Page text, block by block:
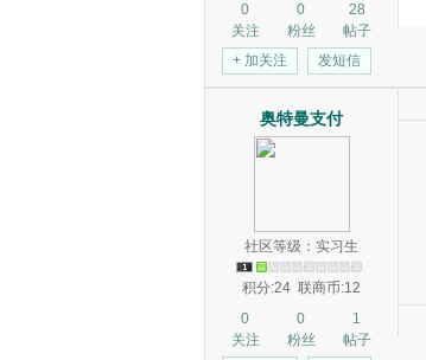
0
关注
0
粉丝
28
帖子
+ 加关注
发短信
奥特曼支付
社区等级：实习生
积分:24 联商币:12
0
关注
0
粉丝
1
帖子